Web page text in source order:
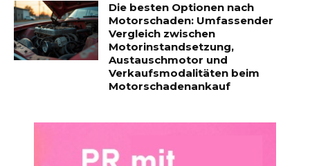
Die besten Optionen nach
Motorschaden: Umfassender
Vergleich zwischen
Motorinstandsetzung,
Austauschmotor und
Verkaufsmodalitäten beim
Motorschadenankauf